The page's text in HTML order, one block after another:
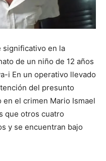
significativo en la
de un niño de 12 años
i En un operativo llevado
del presunto
el crimen Mario Ismael
que otros cuatro
y se encuentran bajo